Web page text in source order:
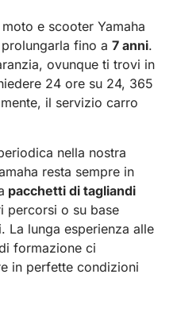
e scooter Yamaha
fino a 7 anni.
ovunque ti trovi in
24 ore su 24, 365
il servizio carro
nella nostra
resta sempre in
pacchetti di tagliandi
percorsi o su base
La lunga esperienza alle
formazione ci
in perfette condizioni